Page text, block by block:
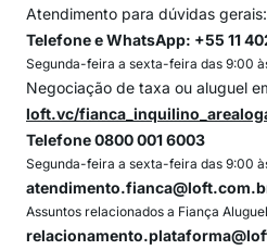
Atendimento para dúvidas gerais:
Telefone e WhatsApp: +55 11
Segunda-feira a sexta-feira das 9:00
Negociação de taxa ou aluguel
loft.vc/
Telefone 0800 001 6003
Segunda-feira a sexta-feira das 9:00
Assuntos relacionados a Fiança Aluguel